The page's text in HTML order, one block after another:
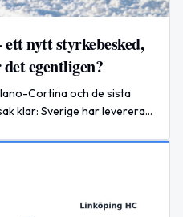
nytt styrkebesked,
egentligen?
Cortina och de sista
klar: Sverige har levererat